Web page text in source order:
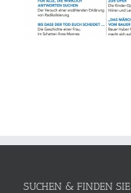
SUCHEN & FINDEN SIE